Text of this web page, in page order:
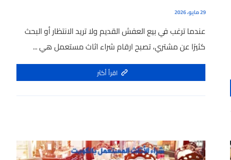
29 مايو، 2026
عندما ترغب في بيع العفش القديم ولا تريد الانتظار أو البحث
كثيرًا عن مشتري، تصبح ارقام شراء اثاث مستعمل هي ...
اقرأ أكثر